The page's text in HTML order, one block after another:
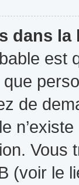
dans la
est
de
Vous
(voir le